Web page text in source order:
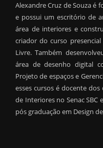
Alexandre Cruz de Souza é
e possui um escritório de
área de interiores e
criador do curso
Livre. Também
área de desenho digital
Projeto de espaços e
esses cursos é docente dos
de Interiores no Senac SBC
pós graduação em Design